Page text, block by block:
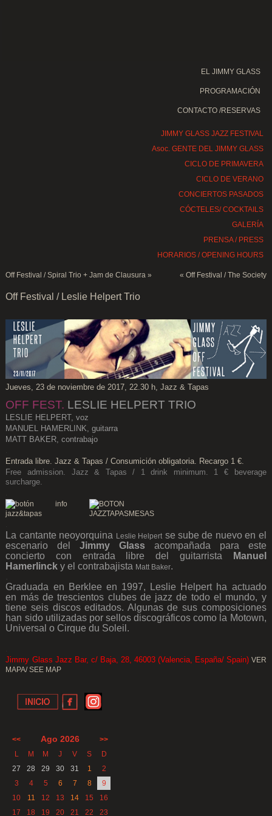
EL JIMMY GLASS
PROGRAMACIÓN
CONTACTO /RESERVAS
JIMMY GLASS JAZZ FESTIVAL
Asoc. GENTE DEL JIMMY GLASS
CICLO DE PRIMAVERA
CICLO DE VERANO
CONCIERTOS PASADOS
CÓCTELES/ COCKTAILS
GALERÍA
PRENSA / PRESS
HORARIOS / OPENING HOURS
Off Festival / Spiral Trio + Jam de Clausura » « Off Festival / The Society
Off Festival / Leslie Helpert Trio
Jueves, 23 de noviembre de 2017, 22.30 h, Jazz & Tapas
OFF FEST. LESLIE HELPERT TRIO
LESLIE HELPERT, voz
MANUEL HAMERLINK, guitarra
MATT BAKER, contrabajo
Entrada libre. Jazz & Tapas / Consumición obligatoria. Recargo 1 €.
Free admission. Jazz & Tapas / 1 drink minimum. 1 € beverage
surcharge.
La cantante neoyorquina Leslie Helpert se sube de nuevo en el
escenario delJimmy Glass acompañada para este
concierto con entrada libre del guitarrista
Manuel
Hamerlinck y el contrabajista Matt Baker.
Graduada en Berklee en 1997, Leslie Helpert ha actuado
en más de trescientos clubes de jazz de todo el mundo, y
tiene seis discos editados. Algunas de sus composiciones
han sido utilizadas por sellos discográficos como la Motown,
Universal o Cirque du Soleil.
Jimmy Glass Jazz Bar, c/ Baja, 28, 46003 (Valencia, España/ Spain) VER
MAPA/ SEE MAP
<< Ago 2026
>>
L
M M J V S
D
27
28 29 30 31 1
2
3
4 5 6 7 8
9
10
11 12 13 14 15
16
17
18 19 20 21 22 23